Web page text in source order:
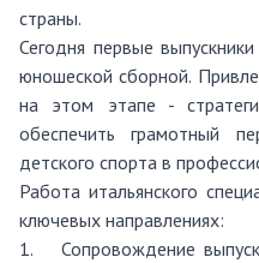
страны.
Сегодня первые
юношеской сборной.
на этом этапе -
обеспечить грамотный
детского спорта в
Работа итальянского
ключевых направлениях:
1.
Сопровождение